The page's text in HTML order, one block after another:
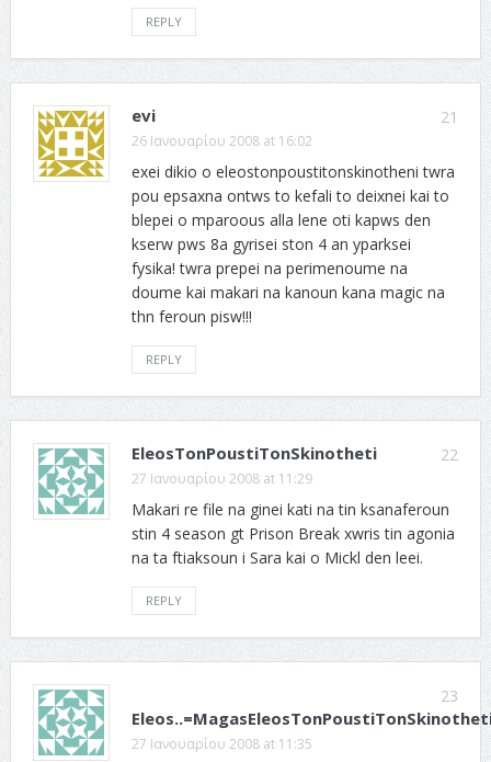
REPLY
21
evi
26 Ιανουαρίου 2008 at 16:02
exei dikio o eleostonpoustitonskinotheni twra
pou epsaxna ontws to kefali to deixnei kai to
blepei o mparoous alla lene oti kapws den
kserw pws 8a gyrisei ston 4 an yparksei
fysika! twra prepei na perimenoume na
doume kai makari na kanoun kana magic na
thn feroun pisw!!!
REPLY
22
EleosTonPoustiTonSkinotheti
27 Ιανουαρίου 2008 at 11:29
Makari re file na ginei kati na tin ksanaferoun
stin 4 season gt Prison Break xwris tin agonia
na ta ftiaksoun i Sara kai o Mickl den leei.
REPLY
23
27 Ιανουαρίου 2008 at 11:35